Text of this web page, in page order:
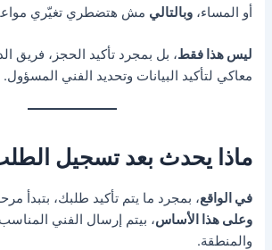
أو المساء،وبالتالي مش هتضطري تغيّري
ليس هذا فقط، بل بمجرد تأكيد الحجز، فريق
معاكي لتأكيد البيانات وتحديد الفني المسؤول.
ماذا يحدث بعد تسجيل
في الواقع، بمجرد ما يتم تأكيد طلبك، بتبدأ
وعلى هذا الأساس، بيتم إرسال الفني
والمنطقة.